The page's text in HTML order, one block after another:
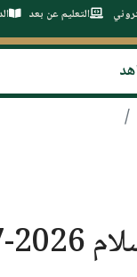
التعليم عن بعد